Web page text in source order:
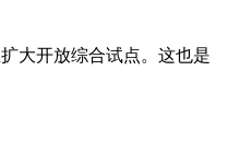
大开放综合试点。这也是